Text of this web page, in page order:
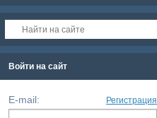
Войти на сайт
E-mail: Регистрация